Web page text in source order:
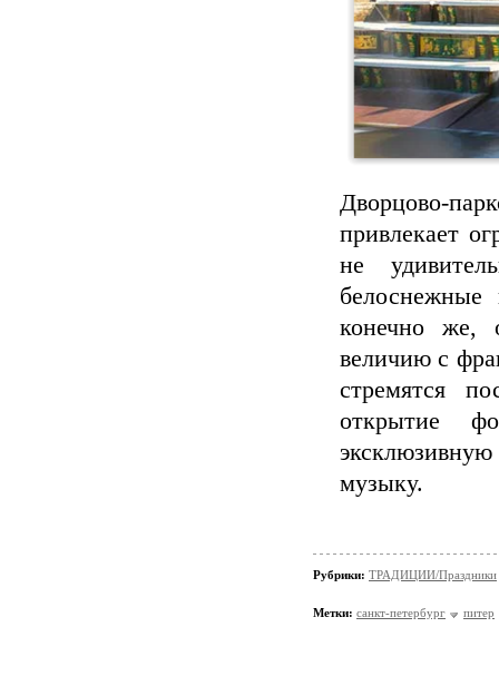
Дворцово-
привлекает
не
конечно же,
величию с
стремятся
открытие
музыку.
Рубрики: ТРАДИЦИИ/Праздники
Метки: санкт-петербург питер